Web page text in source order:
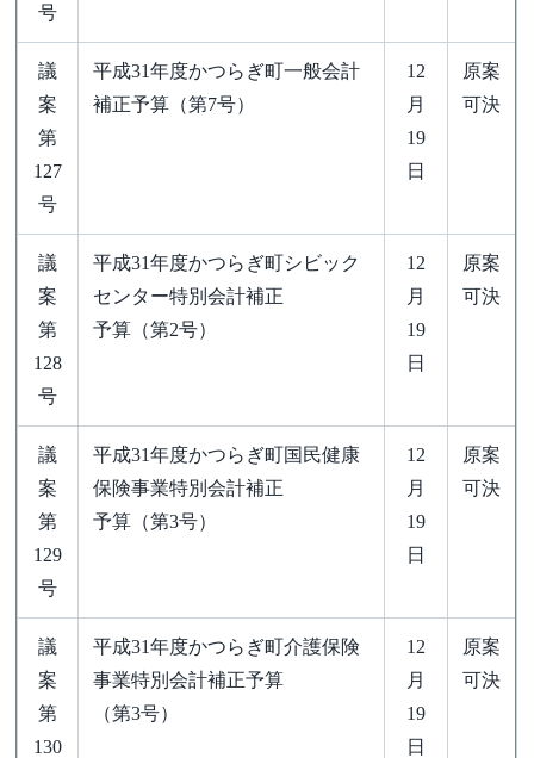
号
議
案
第
127
号
平成31年度かつらぎ町一般会計
補正予算（第7号）
12
月
19
日
原案
可決
議
案
第
128
号
平成31年度かつらぎ町シビック
センター特別会計補正
予算（第2号）
12
月
19
日
原案
可決
議
案
第
129
号
平成31年度かつらぎ町国民健康
保険事業特別会計補正
予算（第3号）
12
月
19
日
原案
可決
議
案
第
130
平成31年度かつらぎ町介護保険
事業特別会計補正予算
（第3号）
12
月
19
日
原案
可決